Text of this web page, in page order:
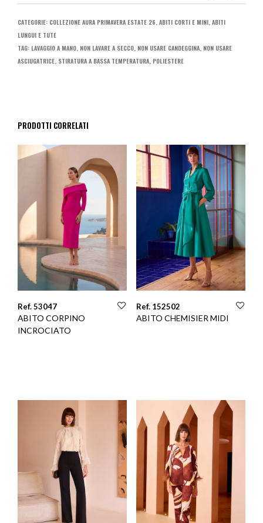
CATEGORIE: COLLEZIONE AURA PRIMAVERA ESTATE 26, ABITI CORTI E MINI, ABITI
LUNGUI E TUTE
TAG: LAVAGGIO A MANO, NON LAVARE A SECCO, NON USARE CANDEGGINA, NON USARE
ASCIUGATRICE, STIRATURA A BASSA TEMPERATURA, POLIESTERE
PRODOTTI CORRELATI
Ref. 53047
ABITO CORPINO
INCROCIATO
Ref. 152502
ABITO CHEMISIER MIDI